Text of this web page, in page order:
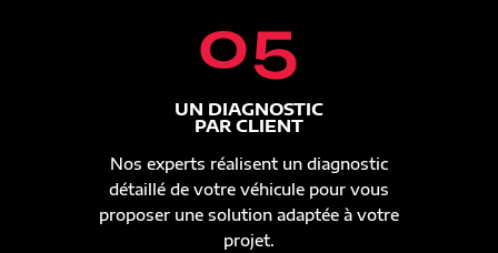
05
UN DIAGNOSTIC
PAR CLIENT
Nos experts réalisent un diagnostic
détaillé de votre véhicule pour vous
proposer une solution adaptée à votre
projet.